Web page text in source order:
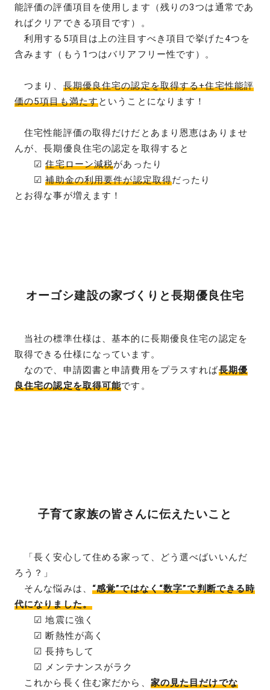
能評価の評価項目を使用します（残りの3つは通常であ
ればクリアできる項目です）。
利用する5項目は上の注目すべき項目で挙げた4つを
含みます（もう1つはバリアフリー性です）。
つまり、 長期優良住宅の認定を取得する+住宅性能評
価の5項目も満たすということになります！
住宅性能評価の取得だけだとあまり恩恵はありませ
んが、長期優良住宅の認定を取得すると
☑住宅ローン減税があったり
☑補助金の利用要件が認定取得だったり
とお得な事が増えます！
オーゴシ建設の家づくりと長期優良住宅
当社の標準仕様は、基本的に長期優良住宅の認定を
取得できる仕様になっています。
なので、申請図書と申請費用をプラスすれば長期優
良住宅の認定を取得可能です。
子育て家族の皆さんに伝えたいこと
「長く安心して住める家って、どう選べばいいんだ
ろう？」
そんな悩みは、 “感覚”ではなく“数字”で判断できる時
代になりました。
☑ 地震に強く
☑ 断熱性が高く
☑ 長持ちして
☑ メンテナンスがラク
これから長く住む家だから、 家の見た目だけでな